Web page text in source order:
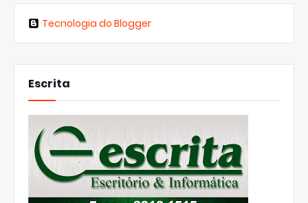
Tecnologia do Blogger
Escrita